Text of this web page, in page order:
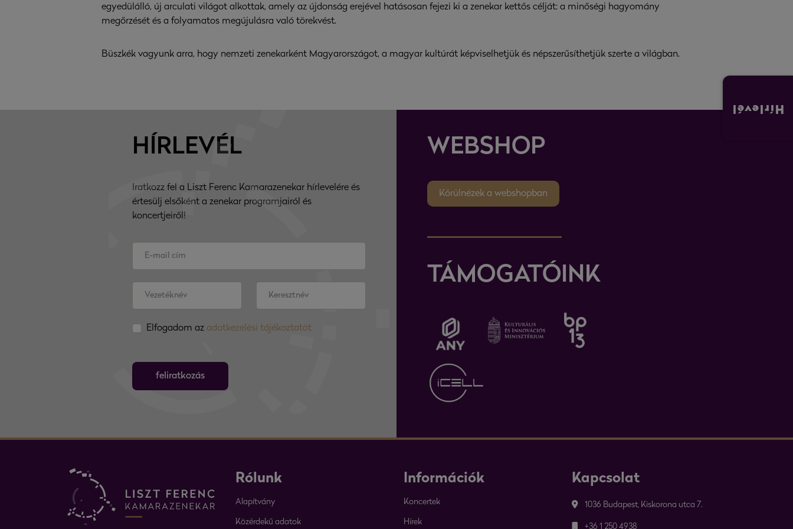
egyedülálló, új arculati világot alkottak, amely az újdonság erejével hatásosan fejezi ki a zenekar kettős célját: a minőségi hagyomány
megőrzését és a folyamatos megújulásra való törekvést.
Büszkék vagyunk arra, hogy nemzeti zenekarként Magyarországot, a magyar kultúrát képviselhetjük és népszerűsíthetjük szerte a világban.
HÍRLEVÉL
Iratkozz fel a Liszt Ferenc Kamarazenekar hírlevelére és
értesülj elsőként a zenekar programjairól és
koncertjeiről!
Elfogadom az adatkezelési tájékoztatót
feliratkozás
WEBSHOP
Körülnézek a webshopban
TÁMOGATÓINK
Hírlevél
Rólunk
Alapítvány
Közérdekű adatok
Információk
Koncertek
Hírek
Kapcsolat
1036 Budapest, Kiskorona utca 7.
+36 1 250 4938